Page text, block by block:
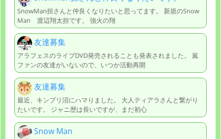
SnowMan担さんと仲良くなりたいと思ってます。 新規のSnow
Man 渡辺翔太担です。 強火の翔
友達募集
アラフェスのライブDVD発売されることも発表されました。 嵐
ファンの友達がいないので、いつか活動再開
友達募集
最近、キンプリ沼にハマりました。 大人ティアラさんと繋がり
たいです。 ジャニ歴は長いですが、まだ初心
Snow Man